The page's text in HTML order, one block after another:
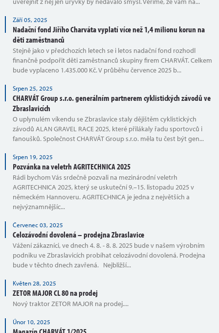
Září 05, 2025
Nadační fond Jiřího Charváta vyplatí více než 1,4 milionu korun na
děti zaměstnanců
Stejně jako v předchozích letech se i letos nadační fond rozhodl
finančně podpořit děti zaměstnanců skupiny firem CHARVÁT. Celkem
bude vyplaceno 1.435.000 Kč. V průběhu července 2025 b...
Srpen 25, 2025
CHARVÁT Group s.r.o. generálním partnerem cyklistických závodů ve
Zbraslavicích
O uplynulém víkendu se Zbraslavice staly dějištěm cyklistických
závodů ALAN GRAVEL RACE 2025, které přilákaly řadu sportovců i
fanoušků. Společnost CHARVÁT Group s.r.o. měla tu čest být gen...
Srpen 19, 2025
Pozvánka na veletrh AGRITECHNICA 2025
Rádi bychom Vás srdečně pozvali na mezinárodní veletrh
AGRITECHNICA 2025, který se uskuteční 9.–15. listopadu 2025 v
německém Hannoveru. AGRITECHNICA je jedna z největších a
nejvýznamnějšíc...
Červenec 03, 2025
Celozávodní dovolená – prodejna Zbraslavice
Vážení zákazníci, ve dnech 4. 8. - 8. 8. 2025 bude v našem výrobním
podniku ve Zbraslavicích probíhat celozávodní dovolená. Prodejna
bude v těchto dnech zavřená. Nejbližší...
Květen 28, 2025
ZETOR MAJOR CL 80 na prodej
Nový traktor ZETOR MAJOR na prodej....
Únor 10, 2025